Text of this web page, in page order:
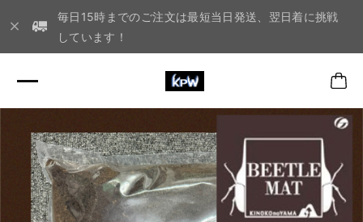
毎日15時までのご注文は最短当日発送、翌日着に挑戦
しています！